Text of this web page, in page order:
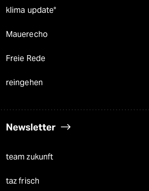
klima update°
Mauerecho
Freie Rede
reingehen
Newsletter
team zukunft
taz frisch